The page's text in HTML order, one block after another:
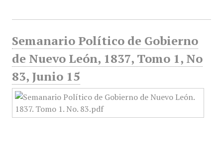
Semanario Político de Gobierno
de Nuevo León, 1837, Tomo 1, No
83, Junio 15